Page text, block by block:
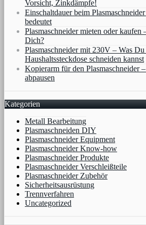
Vorsicht, Zinkdämpfe!
Einschaltdauer beim
bedeutet
Plasmaschneider mieten oder kaufen
Dich?
Plasmaschneider mit 230V – Was Du
Haushaltssteckdose schneiden kannst
Kopierarm für den Plasmaschneider
abpausen
Kategorien
Metall Bearbeitung
Plasmaschneiden DIY
Plasmaschneider Equipment
Plasmaschneider Know-how
Plasmaschneider Produkte
Plasmaschneider Verschleißteile
Plasmaschneider Zubehör
Sicherheitsausrüstung
Trennverfahren
Uncategorized